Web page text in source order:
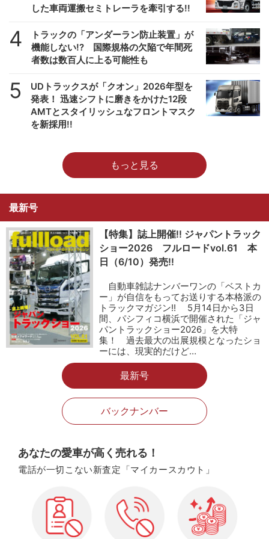
した車両運搬セミトレーラを牽引する!!
4
トラックの「アンダーラン防止装置」が
機能しない!? 国際規格の欠陥で年間死
者数は数百人に上る可能性も
5
UDトラックスが「クオン」2026年型を
発表！ 迅速シフトに磨きをかけた12段
AMTとスタイリッシュなフロントマスク
を新採用!!
もっと見る
最新号
【特集】誌上開催!! ジャパントラック
ショー2026 フルロードvol.61 本
日（6/10）発売!!
自動車雑誌ナンバーワンの「ベストカ
ー」が自信をもってお送りする本格派の
トラックマガジン!! 5月14日から3日
間、パシフィコ横浜で開催された「ジャ
パントラックショー2026」を大特
集！ 過去最大の出展規模となったショ
ーには、現実的だけど…
最新号
バックナンバー
あなたの愛車が高く売れる！
電話が一切こない新査定「マイカースカウト」